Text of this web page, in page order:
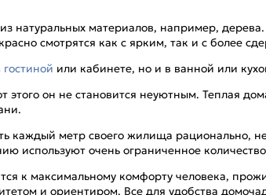
натуральных материалов, например,
смотрятся как с ярким, так и с более
гостиной или кабинете, но и в ванной или
этого он не становится неуютным. Теплая
каждый метр своего жилища рационально,
используют очень ограниченное
к максимальному комфорту человека,
и ориентиром. Все для удобства